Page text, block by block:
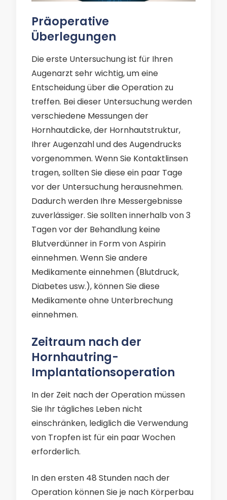
Präoperative
Überlegungen
Die erste Untersuchung ist für Ihren
Augenarzt sehr wichtig, um eine
Entscheidung über die Operation zu
treffen. Bei dieser Untersuchung werden
verschiedene Messungen der
Hornhautdicke, der Hornhautstruktur,
Ihrer Augenzahl und des Augendrucks
vorgenommen. Wenn Sie Kontaktlinsen
tragen, sollten Sie diese ein paar Tage
vor der Untersuchung herausnehmen.
Dadurch werden Ihre Messergebnisse
zuverlässiger. Sie sollten innerhalb von 3
Tagen vor der Behandlung keine
Blutverdünner in Form von Aspirin
einnehmen. Wenn Sie andere
Medikamente einnehmen (Blutdruck,
Diabetes usw.), können Sie diese
Medikamente ohne Unterbrechung
einnehmen.
Zeitraum nach der
Hornhautring-
Implantationsoperation
In der Zeit nach der Operation müssen
Sie Ihr tägliches Leben nicht
einschränken, lediglich die Verwendung
von Tropfen ist für ein paar Wochen
erforderlich.
In den ersten 48 Stunden nach der
Operation können Sie je nach Körperbau